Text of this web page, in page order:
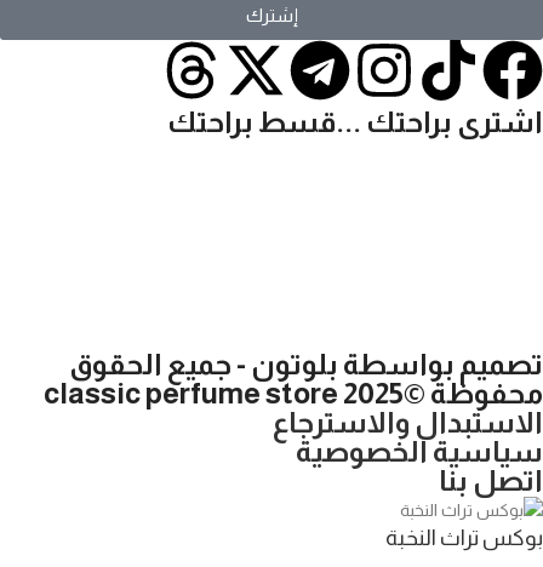
إشترك
اشترى براحتك ...قسط براحتك
تصميم بواسطة بلوتون - جميع الحقوق
محفوظة ©2025 classic perfume store
الاستبدال والاسترجاع
سياسية الخصوصية
اتصل بنا
بوكس تراث النخبة